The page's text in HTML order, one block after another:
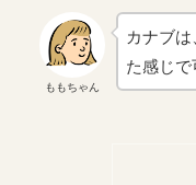
ももちゃん
カナブ
た感じで